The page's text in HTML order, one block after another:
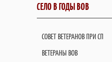
СЕЛО В ГОДЫ ВОВ
СОВЕТ ВЕТЕРАНОВ ПРИ СП
ВЕТЕРАНЫ ВОВ